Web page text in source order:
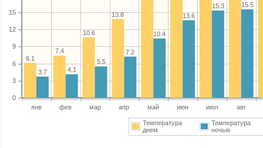
янв фев мар апр май июн июл авг
0
3
6
9
12
15 13.8
10.6
7.4
6.1
15.5
15.3
13.6
10.4
7.2
5.5
4.1
3.7
Температура
днем
Температура
ночью